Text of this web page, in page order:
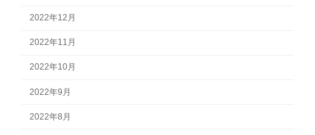
2022年12月
2022年11月
2022年10月
2022年9月
2022年8月